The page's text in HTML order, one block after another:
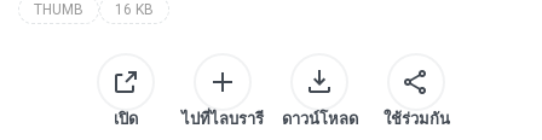
THUMB 16 KB
เปิด ไปที่ไลบรารี ดาวน์โหลด ใช้ร่วมกัน